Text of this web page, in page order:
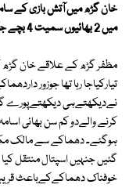
خان گڑھ میں آتش بازی کے
میں 2 بھائیوں سمیت 4 بچے جاں بحق ہو گئے۔
مظفر گڑھ کے علاقے خان گڑھ
تیارکیاجا رہا تھا جوزور
نےدیکھتےہی دیکھتےپورے
کرنے والےدو کم سن بھائی
گئیں جنہیں اسپتال منتقل
خوفناک دھماکےکےباعث